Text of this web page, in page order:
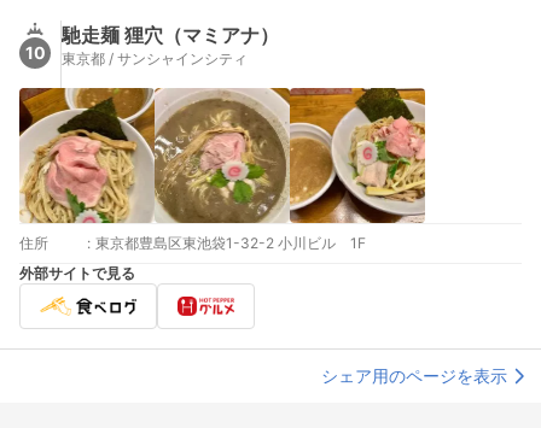
10
馳走麺 狸穴（マミアナ）
東京都 / サンシャインシティ
住所 : 東京都豊島区東池袋1-32-2 小川ビル 1F
外部サイトで見る
シェア用のページを表示